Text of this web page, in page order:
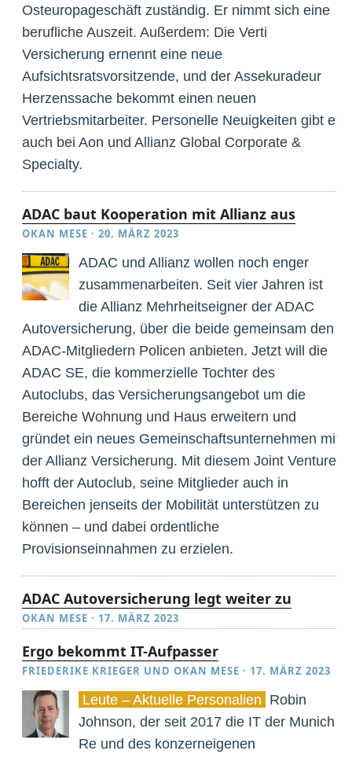
Osteuropageschäft zuständig. Er nimmt sich eine
berufliche Auszeit. Außerdem: Die Verti
Versicherung ernennt eine neue
Aufsichtsratsvorsitzende, und der Assekuradeur
Herzenssache bekommt einen neuen
Vertriebsmitarbeiter. Personelle Neuigkeiten gibt es
auch bei Aon und Allianz Global Corporate &
Specialty.
ADAC baut Kooperation mit Allianz aus
OKAN MESE ·20. MÄRZ 2023
ADAC und Allianz wollen noch enger
zusammenarbeiten. Seit vier Jahren ist
die Allianz Mehrheitseigner der ADAC
Autoversicherung, über die beide gemeinsam den
ADAC-Mitgliedern Policen anbieten. Jetzt will die
ADAC SE, die kommerzielle Tochter des
Autoclubs, das Versicherungsangebot um die
Bereiche Wohnung und Haus erweitern und
gründet ein neues Gemeinschaftsunternehmen mit
der Allianz Versicherung. Mit diesem Joint Venture
hofft der Autoclub, seine Mitglieder auch in
Bereichen jenseits der Mobilität unterstützen zu
können – und dabei ordentliche
Provisionseinnahmen zu erzielen.
ADAC Autoversicherung legt weiter zu
OKAN MESE · 17. MÄRZ 2023
Ergo bekommt IT-Aufpasser
FRIEDERIKE KRIEGER UNDOKAN MESE · 17. MÄRZ 2023
Leute – Aktuelle Personalien Robin
Johnson, der seit 2017 die IT der Munich
Re und des konzerneigenen